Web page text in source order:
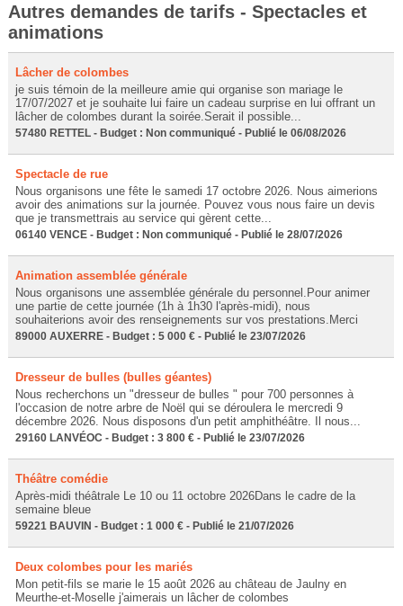
Autres demandes de tarifs - Spectacles et
animations
Lâcher de colombes
je suis témoin de la meilleure amie qui organise son mariage le
17/07/2027 et je souhaite lui faire un cadeau surprise en lui offrant un
lâcher de colombes durant la soirée.Serait il possible...
57480 RETTEL - Budget : Non communiqué - Publié le 06/08/2026
Spectacle de rue
Nous organisons une fête le samedi 17 octobre 2026. Nous aimerions
avoir des animations sur la journée. Pouvez vous nous faire un devis
que je transmettrais au service qui gèrent cette...
06140 VENCE - Budget : Non communiqué - Publié le 28/07/2026
Animation assemblée générale
Nous organisons une assemblée générale du personnel.Pour animer
une partie de cette journée (1h à 1h30 l'après-midi), nous
souhaiterions avoir des renseignements sur vos prestations.Merci
89000 AUXERRE - Budget : 5 000 € - Publié le 23/07/2026
Dresseur de bulles (bulles géantes)
Nous recherchons un "dresseur de bulles " pour 700 personnes à
l'occasion de notre arbre de Noël qui se déroulera le mercredi 9
décembre 2026. Nous disposons d'un petit amphithéâtre. Il nous...
29160 LANVÉOC - Budget : 3 800 € - Publié le 23/07/2026
Théâtre comédie
Après-midi théâtrale Le 10 ou 11 octobre 2026Dans le cadre de la
semaine bleue
59221 BAUVIN - Budget : 1 000 € - Publié le 21/07/2026
Deux colombes pour les mariés
Mon petit-fils se marie le 15 août 2026 au château de Jaulny en
Meurthe-et-Moselle j'aimerais un lâcher de colombes